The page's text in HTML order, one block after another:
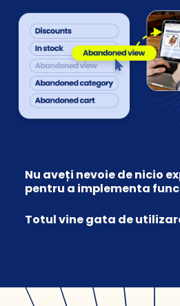
Nu aveți nevoie de nicio
pentru a implementa
Totul vine gata de